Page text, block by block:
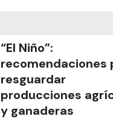
“El Niño”:
recomendaciones
resguardar
producciones
y ganaderas